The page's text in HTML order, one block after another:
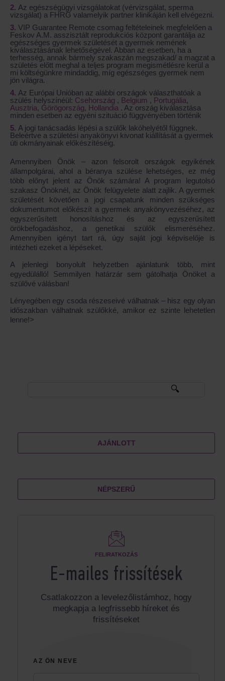
Az egészségügyi vizsgálatokat (vérvizsgálat, sperma
vizsgálat) a FHRG valamelyik partner klinikáján kell elvégezni.
VIP Guarantee Remote csomag feltételeinek megfelelően a
Feskov A.M. asszisztált reprodukciós központ garantálja az
egészséges gyermek születését a gyermek nemének
kiválasztásának lehetőségével. Abban az esetben, ha a
terhesség, annak bármely szakaszán megszakad/ a magzat a
születés előtt meghal a teljes program megismétlésre kerül a
mi költségünkre mindaddig, míg egészséges gyermek nem
jön világra.
Az Európai Unióban az alábbi országok választhatóak a
szülés helyszínéül: Csehország , Belgium , Portugália,
Ausztria, Görögország, Hollandia . Az ország kiválasztása
minden esetben az egyéni szituáció függvényében történik
A jogi tanácsadás lépési a szülők lakóhelyétől függnek.
Beleértve a születési anyakönyvi kivonat kiállítását a gyermek
úti okmányainak előkészítéséig.
Amennyiben Önök – azon felsorolt országok egyikének
állampolgárai, ahol a béranya szülése lehetséges, ez még
több előnyt jelent az Önök számára! A program legutolsó
szakasz Önöknél, az Önök felügyelete alatt zajlik. A gyermek
születését követően a jogi csapatunk minden szükséges
dokumentumot előkészít a gyermek anyakönyvezéséhez, az
egyszerűsített honosításhoz és az egyszerűsített
örökbefogadáshoz, a genetikai szülők elismeréséhez.
Amennyiben igényt tart rá, úgy saját jogi képviselője is
intézheti ezeket a lépéseket.
A jelenlegi bonyolult helyzetben ajánlatunk több, mint
egyedülálló! Semmilyen határzár sem gátolhatja Önöket a
szülővé válásban!
Lényegében egy csoda részeseivé válhatnak – hisz egy olyan
időszakban válhatnak szülőkké, amikor ez szinte lehetetlen
lenne!>
AJÁNLOTT
NÉPSZERŰ
FELIRATKOZÁS
E-mailes frissítések
Csatlakozzon a levelezőlistámhoz, hogy
megkapja a legfrissebb híreket és
frissítéseket
AZ ÖN NEVE